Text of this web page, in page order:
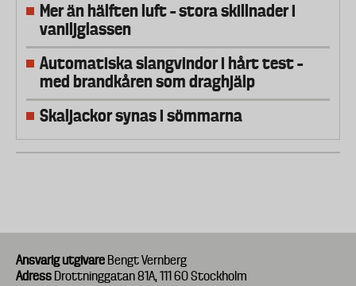
Mer än hälften luft – stora skillnader i
vaniljglassen
Automatiska slangvindor i hårt test –
med brandkåren som draghjälp
Skaljackor synas i sömmarna
Ansvarig utgivare Bengt Vernberg
Adress Drottninggatan 81A, 111 60 Stockholm